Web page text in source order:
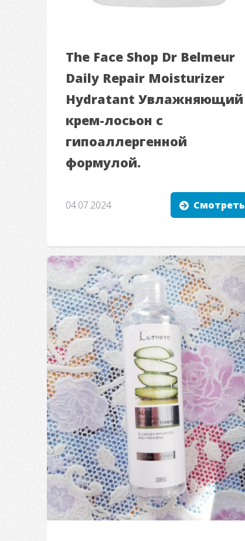
The Face Shop Dr Belmeur
Daily Repair Moisturizer
Hydratant Увлажняющий
крем-лосьон с
гипоаллергенной
формулой.
04.07.2024 Смотреть